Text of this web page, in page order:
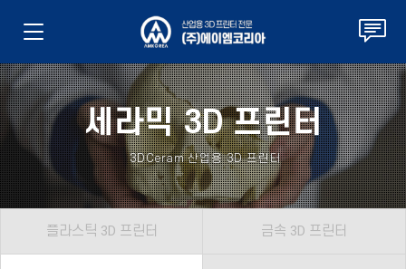
세라믹 3D 프린터
3DCeram산업용 3D 프린터
플라스틱 3D 프린터 금속 3D 프린터